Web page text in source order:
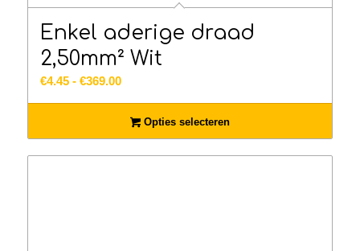
Enkel aderige draad
2,50mm² Wit
€4.45 - €369.00Prijsklasse:
tot
€369.00
Opties selecteren